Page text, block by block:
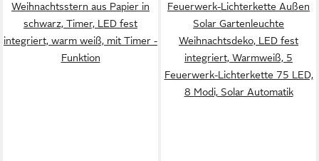
Weihnachtsstern aus Papier in
schwarz, Timer, LED fest
integriert, warm weiß, mit Timer -
Funktion
Feuerwerk-Lichterkette Außen
Solar Gartenleuchte
Weihnachtsdeko, LED fest
integriert, Warmweiß, 5
Feuerwerk-Lichterkette 75 LED,
8 Modi, Solar Automatik